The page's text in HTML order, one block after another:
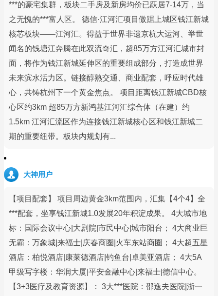
***的豪宅集群，板块二手房及新房均价已跃居7-14万，当
之无愧的***富人区。 德信·江河汇项目傲踞上城区钱江新城
核芯板块——江河汇。得益于世界非遗京杭大运河、举世
闻名的钱塘江奔腾在此双流奇汇，超85万方江河汇城市封
面，将作为钱江新城延伸区的重要组成部分，打造成世界
未来滨水活力区。链接醇熟交通、商业配套，呼应时代雄
心，共铸杭州下一个黄金焦点。 项目距离钱江新城CBD核
心区约3km 超85万方新鸿基江河汇综合体（在建）约
1.5km 江河汇流区作为连接钱江新城核心区和钱江新城二
期的重要纽带。板块内规划有...
大神用户
【项目配套】 项目周边黄金3km范围内，汇集【4个4】全
***配套，坐享钱江新城1.0发展20年积淀成果。 4大城市地
标：国际会议中心|大剧院|市民中心|城市阳台； 4大商业巨
无霸：万象城|来福士|庆春商圈|火车东站商圈； 4大超五星
酒店：柏悦酒店|康莱德酒店|钓鱼台|卓美亚酒店； 4大5A
甲级写字楼：华润大厦|平安金融中心|来福士|德信中心。
【3+3医疗及教育资源】： 3大***医院：邵逸夫医院|浙一